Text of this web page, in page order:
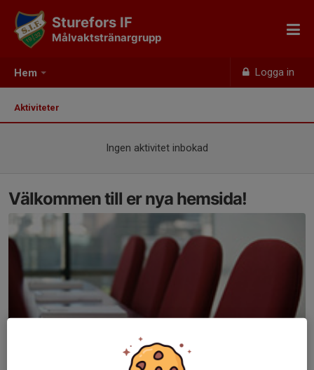
Hem Logga in
Sturefors IF
Målvaktstränargrupp
Aktiviteter
Ingen aktivitet inbokad
Välkommen till er nya hemsida!